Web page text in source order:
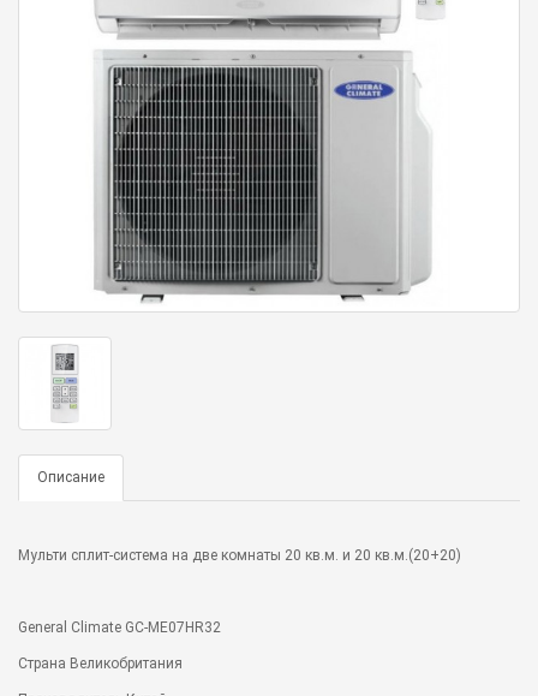
Описание
Мульти сплит-система на две комнаты 20 кв.м. и 20 кв.м.(20+20)
General Climate GC-ME07HR32
Страна Великобритания